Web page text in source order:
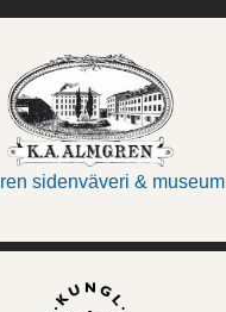
sidenväveri & museum